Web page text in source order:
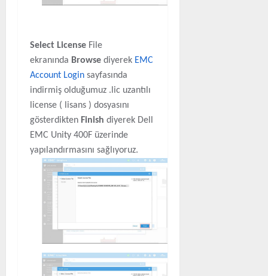
Select License File
ekranında Browse diyerek EMC
Account Login sayfasında
indirmiş olduğumuz .lic uzantılı
license ( lisans ) dosyasını
gösterdikten Finish diyerek Dell
EMC Unity 400F üzerinde
yapılandırmasını sağlıyoruz.